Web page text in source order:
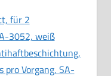
Vorgang, SA-